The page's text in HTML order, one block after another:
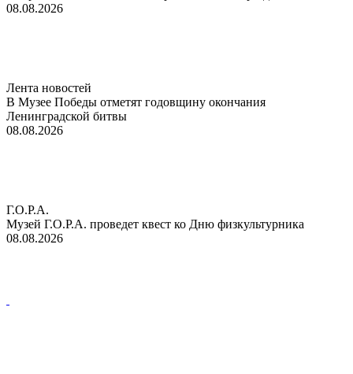
08.08.2026
Лента новостей
В Музее Победы отметят годовщину окончания
Ленинградской битвы
08.08.2026
Г.О.Р.А.
Музей Г.О.Р.А. проведет квест ко Дню физкультурника
08.08.2026